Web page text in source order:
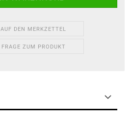
AUF DEN MERKZETTEL
FRAGE ZUM PRODUKT